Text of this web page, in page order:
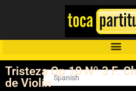
Tristeza Op 10 Nº 3 F.
de Violín